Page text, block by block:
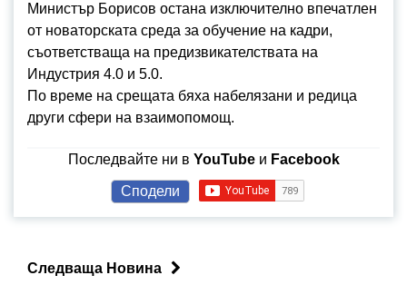
Министър Борисов остана изключително впечатлен
от новаторската среда за обучение на кадри,
съответстваща на предизвикателствата на
Индустрия 4.0 и 5.0.
По време на срещата бяха набелязани и редица
други сфери на взаимопомощ.
Последвайте ни в YouTubeи Facebook
Сподели
Следваща Новина